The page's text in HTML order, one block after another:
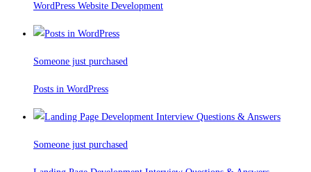
WordPress Website Development
Someone just purchased
Posts in WordPress
Someone just purchased